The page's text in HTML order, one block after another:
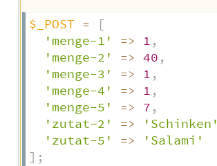
$_POST =
[
'menge-1'
=> 1 ,
'menge-2'
=> 40 ,
'menge-3'
=> 1 ,
'menge-4'
=> 1 ,
'menge-5'
=> 7 ,
'zutat-2'
=>
'Schinken'
'zutat-5'
=>
'Salami'
] ;